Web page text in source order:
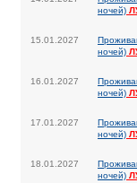
ночей)
15.01.2027
ночей)
16.01.2027
ночей)
17.01.2027
ночей)
18.01.2027
ночей)